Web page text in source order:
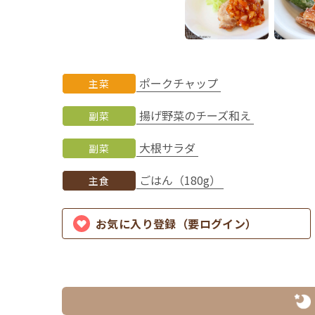
主菜 ポークチャップ
副菜 揚げ野菜のチーズ和え
副菜 大根サラダ
主食 ごはん（180g）
お気に入り登録（要ログイン）